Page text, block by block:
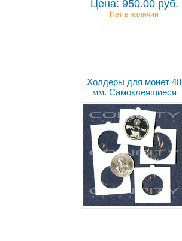
Цена: 950.00 руб.
Нет в наличии
Холдеры для монет 48
мм. Самоклеящиеся